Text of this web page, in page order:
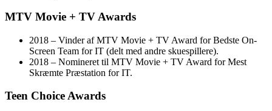
MTV Movie + TV Awards
2018 – Vinder af MTV Movie + TV Award for Bedste On-
Screen Team for IT (delt med andre skuespillere).
2018 – Nomineret til MTV Movie + TV Award for Mest
Skræmte Præstation for IT.
Teen Choice Awards